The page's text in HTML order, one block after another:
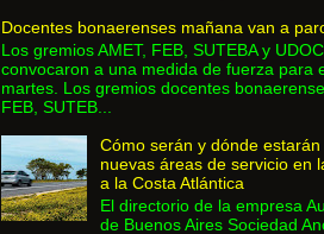
Docentes bonaerenses mañana van a
Los gremios AMET, FEB, SUTEBA y
convocaron a una medida de fuerza para
martes. Los gremios docentes
FEB, SUTEB...
Cómo serán y dónde estarán
nuevas áreas de servicio en
a la Costa Atlántica
El directorio de la empresa
de Buenos Aires Sociedad